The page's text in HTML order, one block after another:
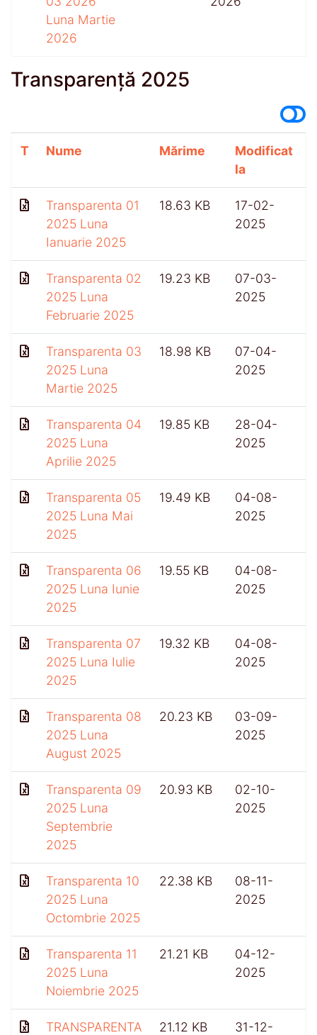
Luna Martie
2026
Transparență 2025
T Nume Mărime
Modificat
la
Transparenta 01
2025 Luna
Ianuarie 2025
18.63 KB
17-02-
2025
Transparenta 02
2025 Luna
Februarie 2025
19.23 KB
07-03-
2025
Transparenta 03
2025 Luna
Martie 2025
18.98 KB
07-04-
2025
Transparenta 04
2025 Luna
Aprilie 2025
19.85 KB
28-04-
2025
Transparenta 05
2025 Luna Mai
2025
19.49 KB
04-08-
2025
Transparenta 06
2025 Luna Iunie
2025
19.55 KB
04-08-
2025
Transparenta 07
2025 Luna Iulie
2025
19.32 KB
04-08-
2025
Transparenta 08
2025 Luna
August 2025
20.23 KB
03-09-
2025
Transparenta 09
2025 Luna
Septembrie
2025
20.93 KB
02-10-
2025
Transparenta 10
2025 Luna
Octombrie 2025
22.38 KB
08-11-
2025
Transparenta 11
2025 Luna
Noiembrie 2025
21.21 KB
04-12-
2025
TRANSPARENTA
21.12 KB
31-12-